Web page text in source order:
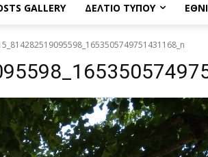
GALLERY ΔΕΛΤΙΟ ΤΥΠΟΥ